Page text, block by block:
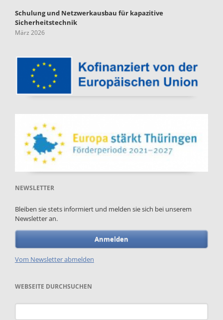
Schulung und Netzwerkausbau für kapazitive
Sicherheitstechnik
März 2026
NEWSLETTER
Bleiben sie stets informiert und melden sie sich bei unserem
Newsletter an.
Anmelden
Vom Newsletter abmelden
WEBSEITE DURCHSUCHEN
Suchbegriffe